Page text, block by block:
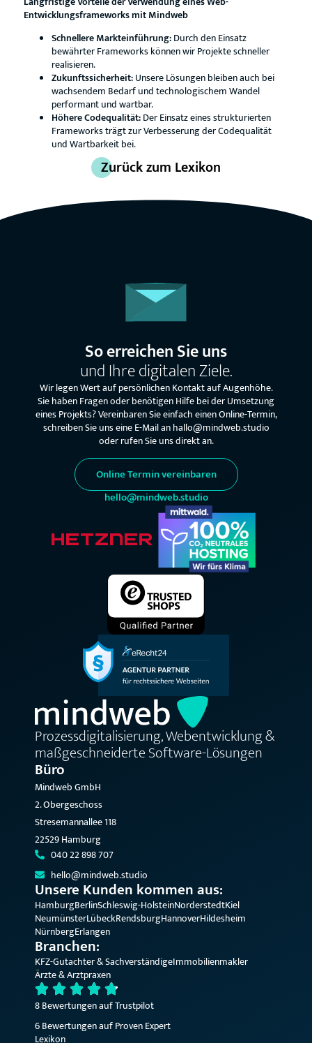
Entwicklungsframeworks mit Mindweb
Schnellere Markteinführung:Durch den Einsatz
bewährter Frameworks können wir Projekte schneller
realisieren.
Zukunftssicherheit:Unsere Lösungen bleiben auch bei
wachsendem Bedarf und technologischem Wandel
performant und wartbar.
Höhere Codequalität:Der Einsatz eines strukturierten
Frameworks trägt zur Verbesserung der Codequalität
und Wartbarkeit bei.
Zurück zum Lexikon
So erreichen Sie uns
und Ihre digitalen Ziele.
Wir legen Wert auf persönlichen Kontakt auf Augenhöhe.
Sie haben Fragen oder benötigen Hilfe bei der Umsetzung
eines Projekts? Vereinbaren Sie einfach einen Online-Termin,
schreiben Sie uns eine E-Mail an hallo@mindweb.studio
oder rufen Sie uns direkt an.
Online Termin vereinbaren
hello@mindweb.studio
Prozessdigitalisierung, Webentwicklung &
maßgeschneiderte Software-Lösungen
Büro
Mindweb GmbH
2. Obergeschoss
Stresemannallee 118
22529 Hamburg
040 22 898 707
hello@mindweb.studio
Unsere Kunden kommen aus:
HamburgBerlinSchleswig-HolsteinNorderstedtKiel
NeumünsterLübeckRendsburgHannoverHildesheim
NürnbergErlangen
Branchen:
KFZ-Gutachter & SachverständigeImmobilienmakler
Ärzte & Arztpraxen
8 Bewertungen auf Trustpilot
6 Bewertungen auf Proven Expert
Lexikon